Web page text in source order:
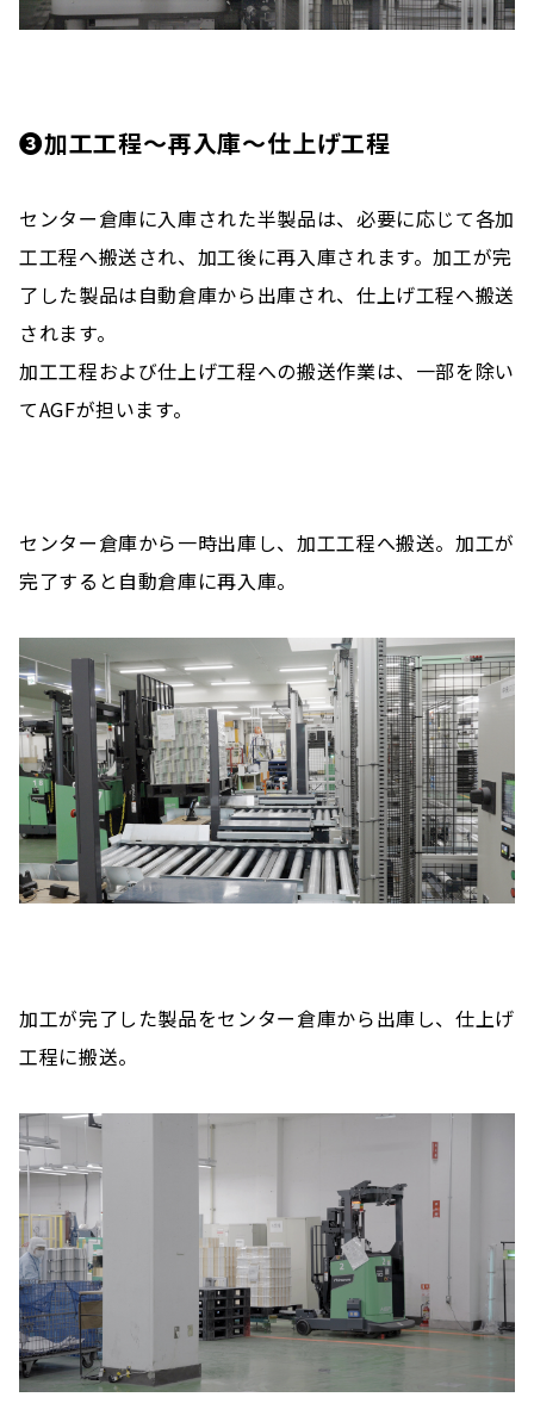
❸加工工程～再入庫～仕上げ工程
センター倉庫に入庫された半製品は、必要に応じて各加
工工程へ搬送され、加工後に再入庫されます。加工が完
了した製品は自動倉庫から出庫され、仕上げ工程へ搬送
されます。
加工工程および仕上げ工程への搬送作業は、一部を除い
てAGFが担います。
センター倉庫から一時出庫し、加工工程へ搬送。加工が
完了すると自動倉庫に再入庫。
加工が完了した製品をセンター倉庫から出庫し、仕上げ
工程に搬送。